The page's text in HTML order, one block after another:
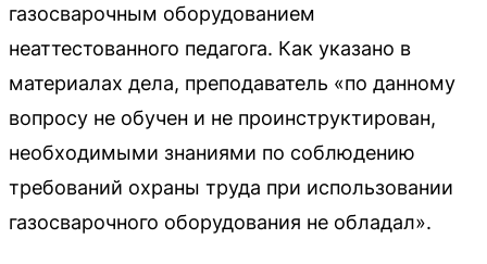
газосварочным оборудованием
неаттестованного педагога. Как указано в
материалах дела, преподаватель «по данному
вопросу не обучен и не проинструктирован,
необходимыми знаниями по соблюдению
требований охраны труда при использовании
газосварочного оборудования не обладал».